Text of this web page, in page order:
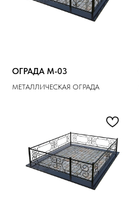
ОГРАДА M-03
МЕТАЛЛИЧЕСКАЯ ОГРАДА